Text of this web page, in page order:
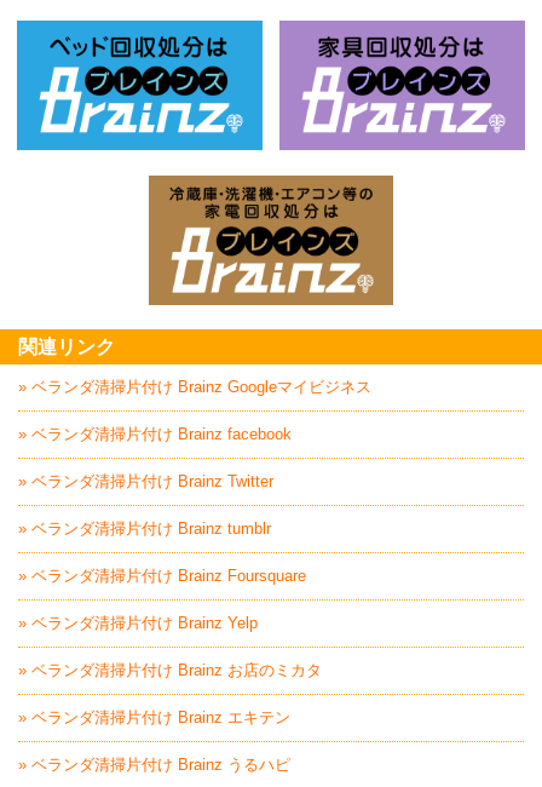
関連リンク
» ベランダ清掃片付け Brainz Googleマイビジネス
» ベランダ清掃片付け Brainz facebook
» ベランダ清掃片付け Brainz Twitter
» ベランダ清掃片付け Brainz tumblr
» ベランダ清掃片付け Brainz Foursquare
» ベランダ清掃片付け Brainz Yelp
» ベランダ清掃片付け Brainz お店のミカタ
» ベランダ清掃片付け Brainz エキテン
» ベランダ清掃片付け Brainz うるハピ